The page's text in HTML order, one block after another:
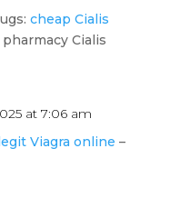
cheap Cialis
Cialis
at 7:06 am
Viagra online –